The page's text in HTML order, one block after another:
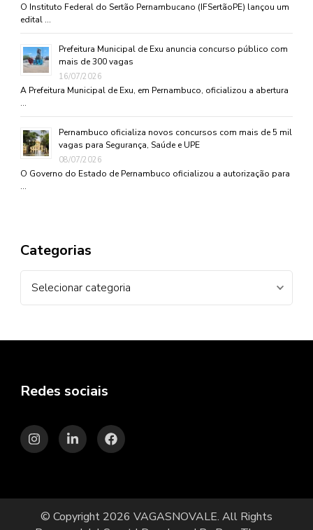
O Instituto Federal do Sertão Pernambucano (IFSertãoPE) lançou um
edital …
Prefeitura Municipal de Exu anuncia concurso público com
mais de 300 vagas
16/07/2026
A Prefeitura Municipal de Exu, em Pernambuco, oficializou a abertura
…
Pernambuco oficializa novos concursos com mais de 5 mil
vagas para Segurança, Saúde e UPE
08/07/2026
O Governo do Estado de Pernambuco oficializou a autorização para
…
Categorias
Redes sociais
© Copyright 2026 VAGASNOVALE. All Rights